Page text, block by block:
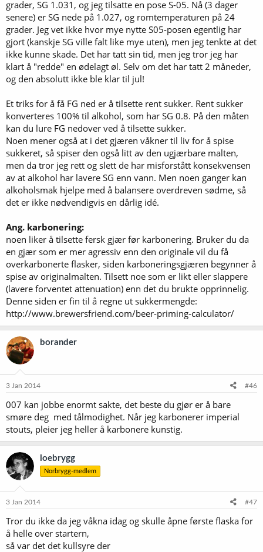
grader, SG 1.031, og jeg tilsatte en pose S-05. Nå (3 dager
senere) er SG nede på 1.027, og romtemperaturen på 24
grader. Jeg vet ikke hvor mye nytte S05-posen egentlig har
gjort (kanskje SG ville falt like mye uten), men jeg tenkte at det
ikke kunne skade. Det har tatt sin tid, men jeg tror jeg har
klart å "redde" en ødelagt øl. Selv om det har tatt 2 måneder,
og den absolutt ikke ble klar til jul!
Et triks for å få FG ned er å tilsette rent sukker. Rent sukker
konverteres 100% til alkohol, som har SG 0.8. På den måten
kan du lure FG nedover ved å tilsette sukker.
Noen mener også at i det gjæren våkner til liv for å spise
sukkeret, så spiser den også litt av den ugjærbare malten,
men da tror jeg rett og slett de har misforstått konsekvensen
av at alkohol har lavere SG enn vann. Men noen ganger kan
alkoholsmak hjelpe med å balansere overdreven sødme, så
det er ikke nødvendigvis en dårlig idé.
Ang. karbonering:
noen liker å tilsette fersk gjær før karbonering. Bruker du da
en gjær som er mer agressiv enn den originale vil du få
overkarbonerte flasker, siden karboneringsgjæren begynner å
spise av originalmalten. Tilsett noe som er likt eller slappere
(lavere forventet attenuation) enn det du brukte opprinnelig.
Denne siden er fin til å regne ut sukkermengde:
http://www.brewersfriend.com/beer-priming-calculator/
borander
3 Jan 2014 #46
007 kan jobbe enormt sakte, det beste du gjør er å bare
smøre deg med tålmodighet. Når jeg karbonerer imperial
stouts, pleier jeg heller å karbonere kunstig.
loebrygg
Norbrygg-medlem
3 Jan 2014 #47
Tror du ikke da jeg våkna idag og skulle åpne første flaska for
å helle over startern,
så var det det kullsyre der